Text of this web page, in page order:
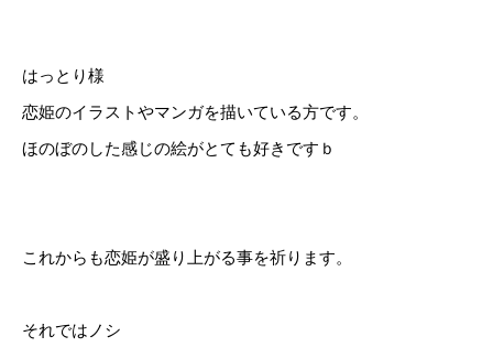
はっとり様
恋姫のイラストやマンガを描いている方です。
ほのぼのした感じの絵がとても好きですｂ
これからも恋姫が盛り上がる事を祈ります。
それではノシ